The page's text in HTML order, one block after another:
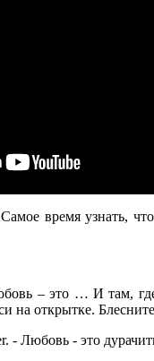
время узнать,
– это … И там, где
на открытке.
- Любовь - это